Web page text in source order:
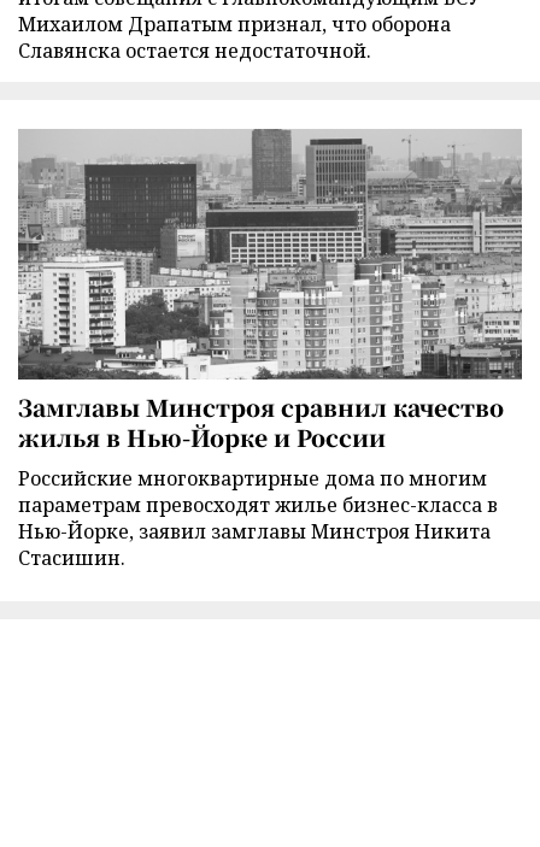
Михаилом Драпатым признал, что оборона
Славянска остается недостаточной.
Замглавы Минстроя сравнил качество
жилья в Нью-Йорке и России
Российские многоквартирные дома по многим
параметрам превосходят жилье бизнес-класса в
Нью-Йорке, заявил замглавы Минстроя Никита
Стасишин.